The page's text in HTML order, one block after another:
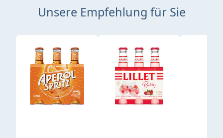
Unsere Empfehlung für Sie
Produktgalerie überspringen